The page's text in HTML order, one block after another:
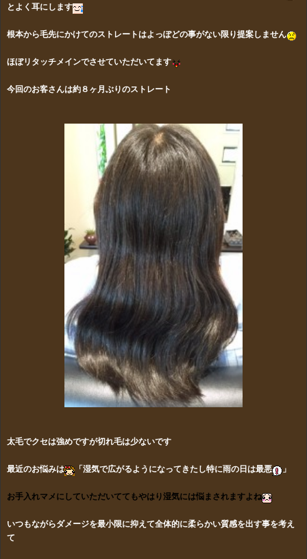
と よく耳にします
根本から毛先にかけてのストレートはよっぽどの事がない限り提案しません
ほぼリタッチメインでさせていただいてます
今回のお客さんは約８ヶ月ぶりのストレート
太毛でクセは強めですが切れ毛は少ないです
最近のお悩みは 「湿気で広がるようになってきたし特に雨の日は最悪 」
お手入れマメにしていただいててもやはり湿気には悩まされますよね
いつもながらダメージを最小限に抑えて全体的に柔らかい質感を出す事を考え
て